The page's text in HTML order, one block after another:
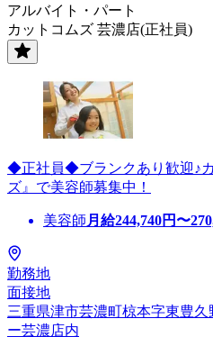
アルバイト・パート
カットコムズ 芸濃店(正社員)
◆正社員◆ブランクあり歓迎♪
ズ』で美容師募集中！
美容師 月給244,740円〜
勤務地
面接地
三重県津市芸濃町椋本字東豊久
ー芸濃店内